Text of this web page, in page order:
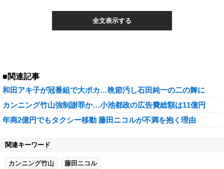
全文表示する
■関連記事
和田アキ子が冠番組で大ポカ…晩節汚し石田純一の二の舞に
カンニング竹山強制謝罪か…小池都政の広告費総額は11億円
年商2億円でもタクシー移動 藤田ニコルが不満を抱く理由
関連キーワード
カンニング竹山 藤田ニコル